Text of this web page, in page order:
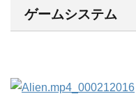
ゲームシステム